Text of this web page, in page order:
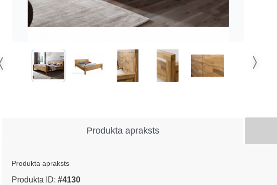
Produkta apraksts
Produkta apraksts
Produkta ID: #4130